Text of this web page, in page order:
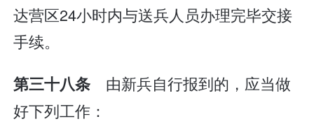
达营区24小时内与送兵人员办理完毕交接
手续。
第三十八条 由新兵自行报到的，应当做
好下列工作：